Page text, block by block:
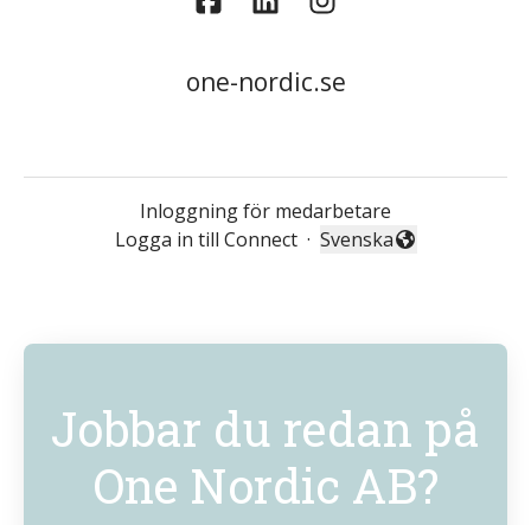
one-nordic.se
Inloggning för medarbetare
Logga in till Connect · Byt språk
Svenska
Jobbar du redan på
One Nordic AB?